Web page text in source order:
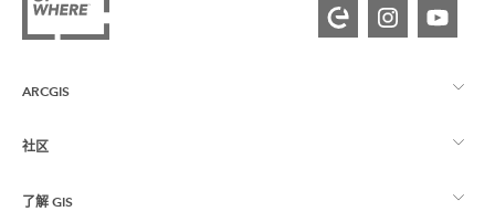
ARCGIS
ArcGIS 概览
制图
社区
Esri 社区
了解 GIS